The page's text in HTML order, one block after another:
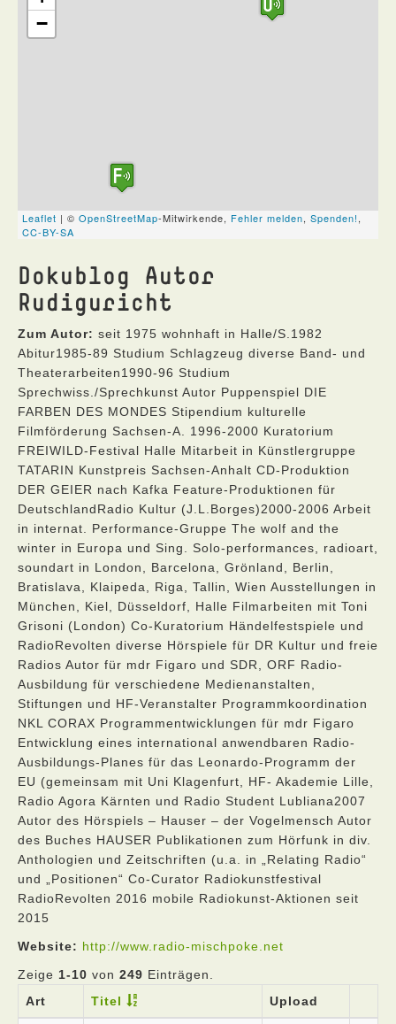
Dokublog Autor
Rudiguricht
Zum Autor: seit 1975 wohnhaft in Halle/S.1982
Abitur1985-89 Studium Schlagzeug diverse Band- und
Theaterarbeiten1990-96 Studium
Sprechwiss./Sprechkunst Autor Puppenspiel DIE
FARBEN DES MONDES Stipendium kulturelle
Filmförderung Sachsen-A. 1996-2000 Kuratorium
FREIWILD-Festival Halle Mitarbeit in Künstlergruppe
TATARIN Kunstpreis Sachsen-Anhalt CD-Produktion
DER GEIER nach Kafka Feature-Produktionen für
DeutschlandRadio Kultur (J.L.Borges)2000-2006 Arbeit
in internat. Performance-Gruppe The wolf and the
winter in Europa und Sing. Solo-performances, radioart,
soundart in London, Barcelona, Grönland, Berlin,
Bratislava, Klaipeda, Riga, Tallin, Wien Ausstellungen in
München, Kiel, Düsseldorf, Halle Filmarbeiten mit Toni
Grisoni (London) Co-Kuratorium Händelfestspiele und
RadioRevolten diverse Hörspiele für DR Kultur und freie
Radios Autor für mdr Figaro und SDR, ORF Radio-
Ausbildung für verschiedene Medienanstalten,
Stiftungen und HF-Veranstalter Programmkoordination
NKL CORAX Programmentwicklungen für mdr Figaro
Entwicklung eines international anwendbaren Radio-
Ausbildungs-Planes für das Leonardo-Programm der
EU (gemeinsam mit Uni Klagenfurt, HF- Akademie Lille,
Radio Agora Kärnten und Radio Student Lubliana2007
Autor des Hörspiels – Hauser – der Vogelmensch Autor
des Buches HAUSER Publikationen zum Hörfunk in div.
Anthologien und Zeitschriften (u.a. in „Relating Radio“
und „Positionen“ Co-Curator Radiokunstfestival
RadioRevolten 2016 mobile Radiokunst-Aktionen seit
2015
Website: http://www.radio-mischpoke.net
Zeige 1-10 von 249 Einträgen.
Art
Titel Upload